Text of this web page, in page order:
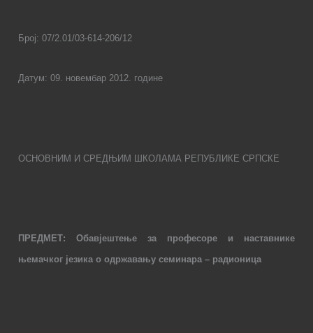
Број:07/2.01/03-614-206/12
Датум:09. новембар 2012. године
ОСНОВНИМ И СРЕДЊИМ ШКОЛАМА РЕПУБЛИКЕ СРПСКЕ
ПРЕДМЕТ:
Обавјештење за професоре и наставнике
њемачког језика о одржавању семинара – радионица